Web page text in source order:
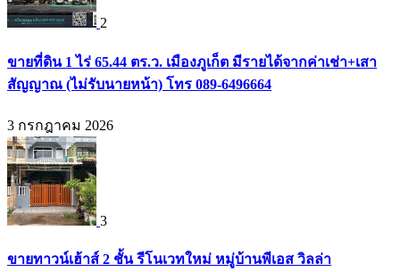
2
ขายที่ดิน 1 ไร่ 65.44 ตร.ว. เมืองภูเก็ต มีรายได้จากค่าเช่า+เสา
สัญญาณ (ไม่รับนายหน้า) โทร 089-6496664
3 กรกฎาคม 2026
3
ขายทาวน์เฮ้าส์ 2 ชั้น รีโนเวทใหม่ หมู่บ้านพีเอส วิลล่า